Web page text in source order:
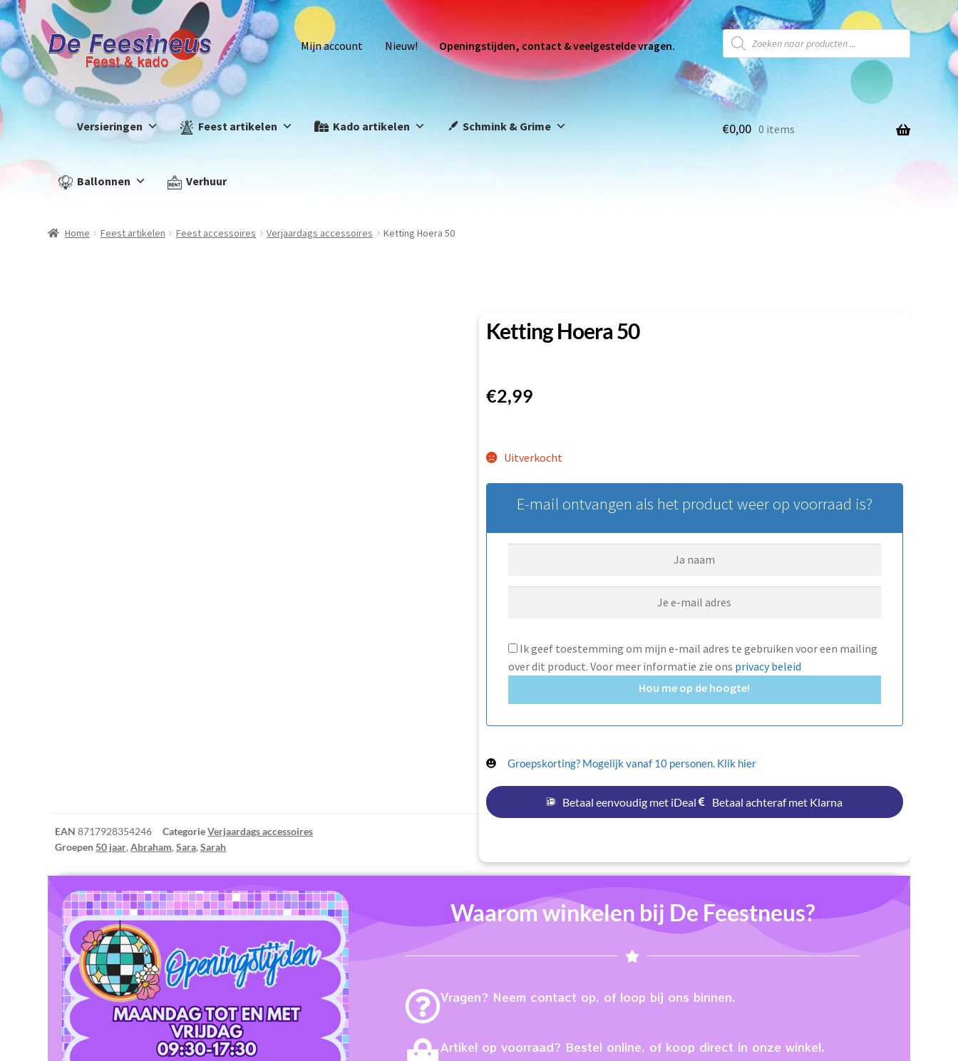
Mijn account Nieuw! Openingstijden, contact & veelgestelde vragen.
Versieringen Feest artikelen Kado artikelen Schmink & Grime
Ballonnen Verhuur
€0,00 0 items
Home Feest artikelen Feest accessoires Verjaardags accessoires Ketting Hoera 50
EAN8717928354246 CategorieVerjaardags accessoires
Groepen 50 jaar,Abraham,Sara,Sarah
Ketting Hoera 50
€2,99
Uitverkocht
E-mail ontvangen als het product weer op voorraad is?
Ik geef toestemming om mijn e-mail adres te gebruiken voor een mailing
over dit product. Voor meer informatie zie ons privacy beleid
Hou me op de hoogte!
Groepskorting? Mogelijk vanaf 10 personen. Klik hier
Betaal eenvoudig met iDeal Betaal achteraf met Klarna
Waarom winkelen bij De Feestneus?
Vragen? Neem contact op, of loop bij ons binnen.
Artikel op voorraad? Bestel online, of koop direct in onze winkel.